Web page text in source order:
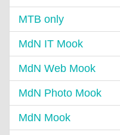
MTB only
MdN IT Mook
MdN Web Mook
MdN Photo Mook
MdN Mook